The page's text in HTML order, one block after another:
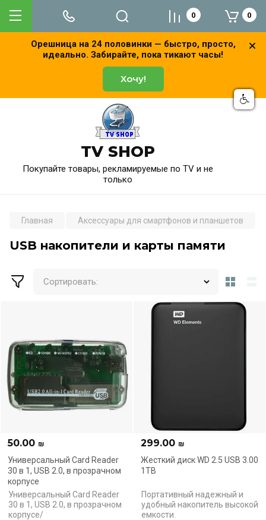
Орешница на 24 половинки — быстро, просто,
идеально. Забирайте, пока тикают часы!
Хочу!
TV SHOP
Покупайте товары, рекламируемые по TV и не
только
0 0
Главная Аксессуары для смартфонов и планшетов
USB накопители и карты памяти
Сортировать:
50.00 ₪
Универсальный Card Reader
30 в 1, USB 2.0, в прозрачном
корпусе
Универсальный Card Reader
30 в 1, USB 2.0, в прозрачном
корпусе/
299.00 ₪
Жесткий диск WD 2.5 USB 3.00
1TB
Портативный надежный и
удобный накопитель высокой
емкости.